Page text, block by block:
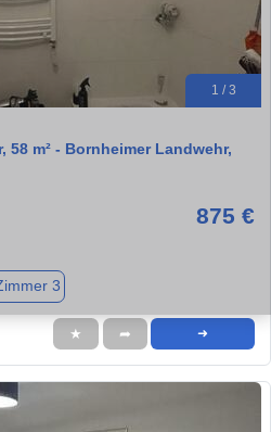
1 / 3
58 m² - Bornheimer Landwehr,
875 €
3
★ ➦ ➜